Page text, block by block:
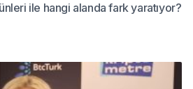
ile hangi alanda fark yaratıyor?